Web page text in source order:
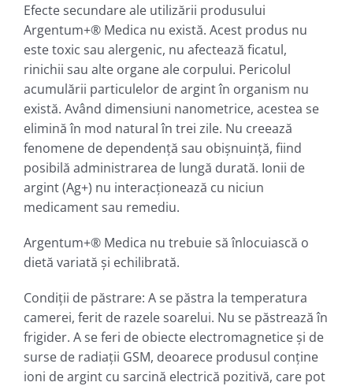
Efecte secundare ale utilizării produsului
Argentum+® Medica nu există. Acest produs nu
este toxic sau alergenic, nu afectează ficatul,
rinichii sau alte organe ale corpului. Pericolul
acumulării particulelor de argint în organism nu
există. Având dimensiuni nanometrice, acestea se
elimină în mod natural în trei zile. Nu creează
fenomene de dependenţă sau obişnuinţă, fiind
posibilă administrarea de lungă durată. Ionii de
argint (Ag+) nu interacţionează cu niciun
medicament sau remediu.
Argentum+® Medica nu trebuie să înlocuiască o
dietă variată şi echilibrată.
Condiţii de păstrare: A se păstra la temperatura
camerei, ferit de razele soarelui. Nu se păstrează în
frigider. A se feri de obiecte electromagnetice şi de
surse de radiaţii GSM, deoarece produsul conţine
ioni de argint cu sarcină electrică pozitivă, care pot